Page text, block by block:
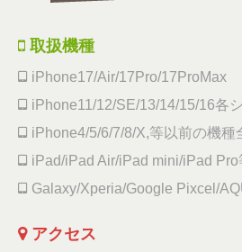
取扱機種
iPhone17/Air/17Pro/17ProMax
iPhone11/12/SE/13/14/15/16各
iPhone4/5/6/7/8/X,等以前の機種
iPad/iPad Air/iPad mini/iPad
Galaxy/Xperia/Google Pixcel/
アクセス